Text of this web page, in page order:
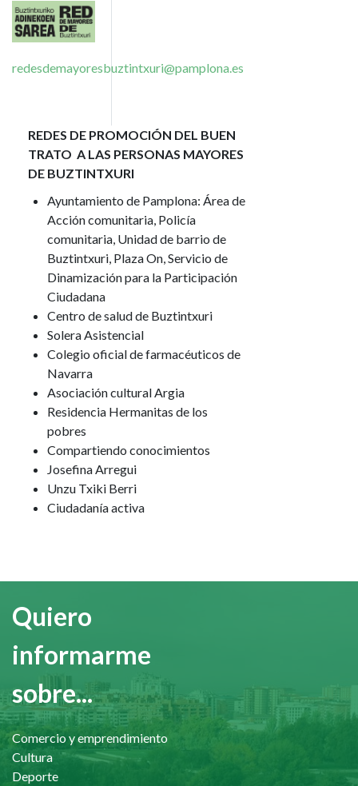
Imagen
redesdemayoresbuztintxuri@pamplona.es
REDES DE PROMOCIÓN DEL BUEN
TRATO A LAS PERSONAS MAYORES
DE BUZTINTXURI
Ayuntamiento de Pamplona: Área de
Acción comunitaria, Policía
comunitaria, Unidad de barrio de
Buztintxuri, Plaza On, Servicio de
Dinamización para la Participación
Ciudadana
Centro de salud de Buztintxuri
Solera Asistencial
Colegio oficial de farmacéuticos de
Navarra
Asociación cultural Argia
Residencia Hermanitas de los
pobres
Compartiendo conocimientos
Josefina Arregui
Unzu Txiki Berri
Ciudadanía activa
Quiero
informarme
sobre...
Comercio y emprendimiento
Cultura
Deporte